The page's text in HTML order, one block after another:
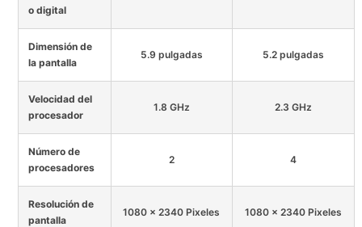
o digital
Dimensión de
la pantalla
5.9 pulgadas 5.2 pulgadas
Velocidad del
procesador
1.8 GHz 2.3 GHz
Número de
procesadores
2 4
Resolución de
pantalla
1080 x 2340 Pixeles 1080 x 2340 Pixeles